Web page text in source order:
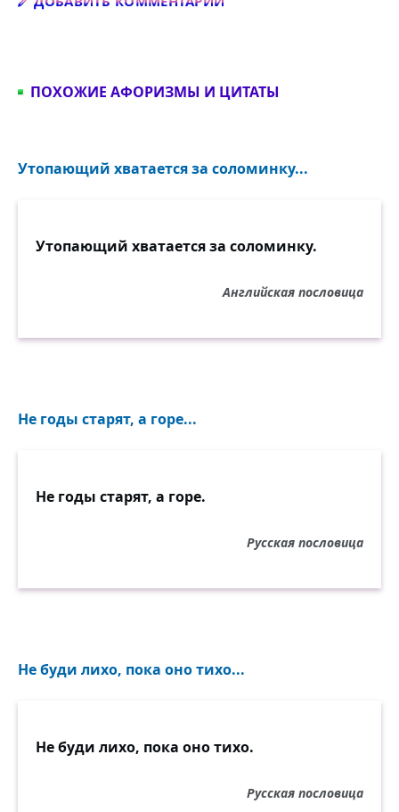
ПОХОЖИЕ АФОРИЗМЫ И ЦИТАТЫ
Утопающий хватается за соломинку...
Утопающий хватается за соломинку.
Английская пословица
Не годы старят, а горе...
Не годы старят, а горе.
Русская пословица
Не буди лихо, пока оно тихо...
Не буди лихо, пока оно тихо.
Русская пословица